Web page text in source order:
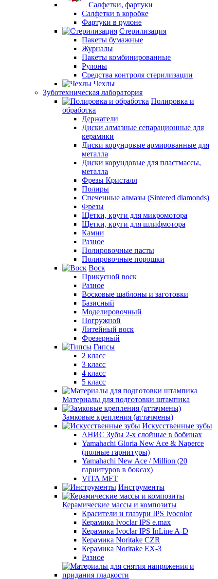
Салфетки, фартуки
Салфетки в коробке
Фартуки в рулоне
Стерилизация
Пакеты бумажные
Журналы
Пакеты комбинированные
Рулоны
Средства контроля стерилизации
Чехлы
Зуботехническая лаборатория
Полировка и
обработка
Держатели
Диски алмазные сепарационные для
керамики
Диски корундовые армированные для
металла
Диски корундовые для пластмассы,
металла
Фрезы Кристалл
Полиры
Спеченные алмазы (Sintered diamonds)
Фрезы
Щетки, круги для микромотора
Щетки, круги для шлифмотора
Камни
Разное
Полировочные пасты
Полировочные порошки
Воск
Прикусной воск
Разное
Восковые шаблоны и заготовки
Базисный
Моделировочный
Погружной
Литейный воск
Фрезерный
Гипсы
2 класс
3 класс
4 класс
5 класс
Материалы для подготовки штампика
Замковые крепления (аттачмены)
Искусственные зубы
АНИС Зубы 2-х слойные в бобинах
Yamahachi Gloria New Ace & Naperce
(полные гарнитуры)
Yamahachi New Ace / Million (20
гарнитуров в боксах)
VITA MFT
Инструменты
Керамические массы и композиты
Красители и глазури IPS Ivocolor
Керамика Ivoclar IPS e.max
Керамика Ivoclar IPS InLine A-D
Керамика Noritake CZR
Керамика Noritake EX-3
Разное